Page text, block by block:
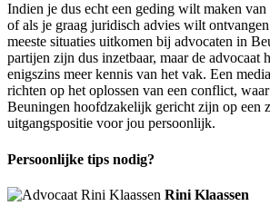
Indien je dus echt een geding wilt maken van
of als je graag juridisch advies wilt
meeste situaties uitkomen bij advocaten in
partijen zijn dus inzetbaar, maar de advocaat
enigszins meer kennis van het vak. Een
richten op het oplossen van een conflict,
Beuningen hoofdzakelijk gericht zijn op een
uitgangspositie voor jou persoonlijk.
Persoonlijke tips nodig?
Rini Klaassen